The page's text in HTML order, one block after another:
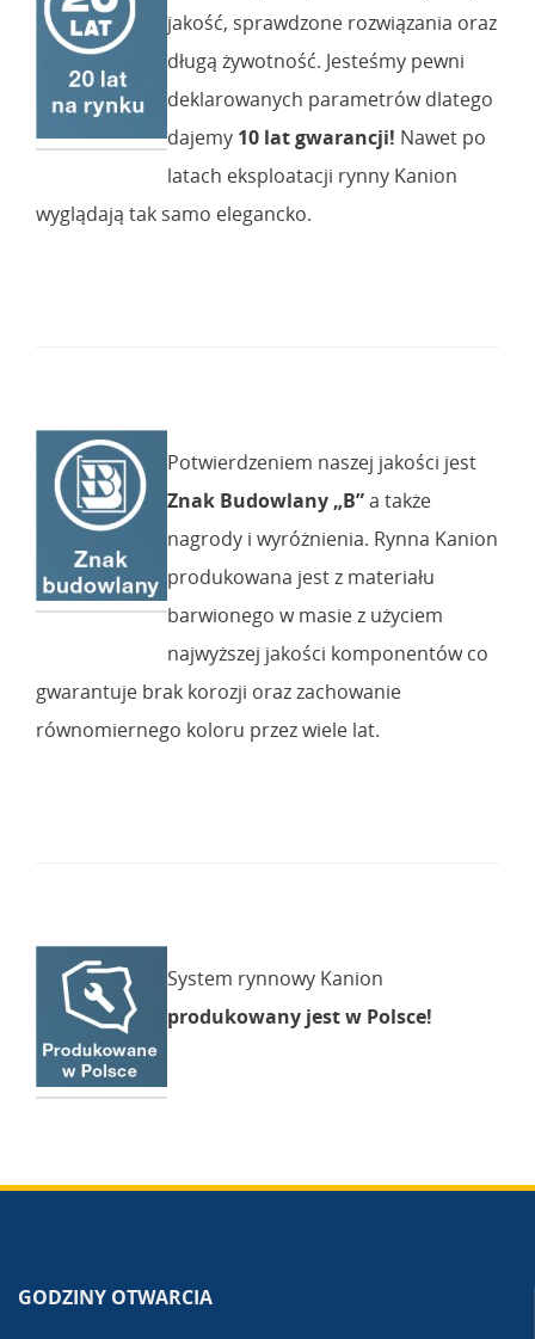
jakość, sprawdzone rozwiązania oraz
długą żywotność. Jesteśmy pewni
deklarowanych parametrów dlatego
dajemy 10 lat gwarancji! Nawet po
latach eksploatacji rynny Kanion
wyglądają tak samo elegancko.
Potwierdzeniem naszej jakości jest
Znak Budowlany „B”a także
nagrody i wyróżnienia. Rynna Kanion
produkowana jest z materiału
barwionego w masie z użyciem
najwyższej jakości komponentów co
gwarantuje brak korozji oraz zachowanie
równomiernego koloru przez wiele lat.
System rynnowy Kanion
produkowany jest w Polsce!
GODZINY OTWARCIA